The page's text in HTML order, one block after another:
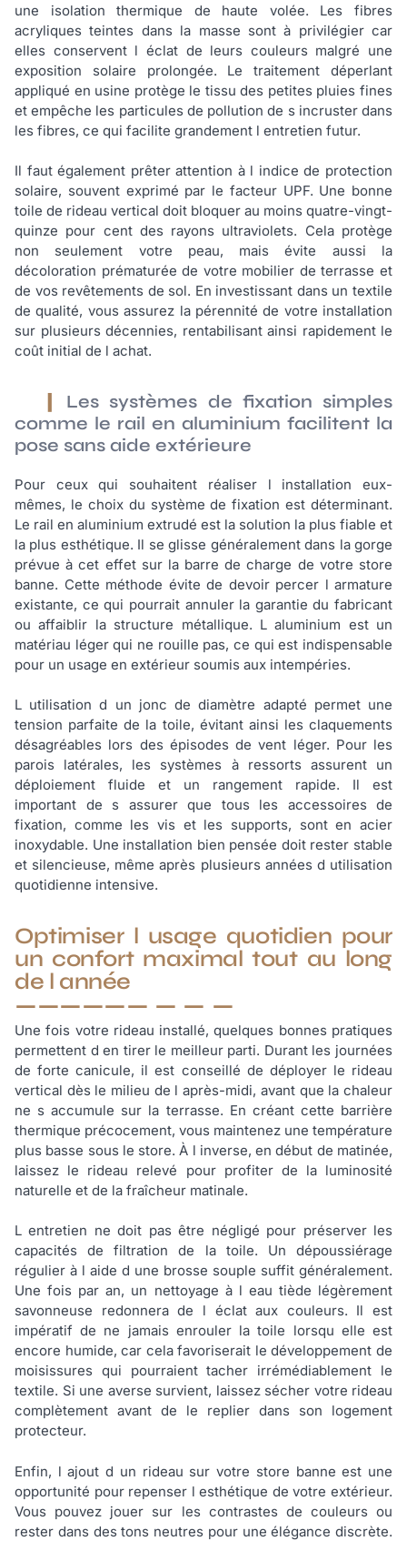
une isolation thermique de haute volée. Les fibres
acryliques teintes dans la masse sont à privilégier car
elles conservent l éclat de leurs couleurs malgré une
exposition solaire prolongée. Le traitement déperlant
appliqué en usine protège le tissu des petites pluies fines
et empêche les particules de pollution de s incruster dans
les fibres, ce qui facilite grandement l entretien futur.
Il faut également prêter attention à l indice de protection
solaire, souvent exprimé par le facteur UPF. Une bonne
toile de rideau vertical doit bloquer au moins quatre-vingt-
quinze pour cent des rayons ultraviolets. Cela protège
non seulement votre peau, mais évite aussi la
décoloration prématurée de votre mobilier de terrasse et
de vos revêtements de sol. En investissant dans un textile
de qualité, vous assurez la pérennité de votre installation
sur plusieurs décennies, rentabilisant ainsi rapidement le
coût initial de l achat.
Les systèmes de fixation simples
comme le rail en aluminium facilitent la
pose sans aide extérieure
Pour ceux qui souhaitent réaliser l installation eux-
mêmes, le choix du système de fixation est déterminant.
Le rail en aluminium extrudé est la solution la plus fiable et
la plus esthétique. Il se glisse généralement dans la gorge
prévue à cet effet sur la barre de charge de votre store
banne. Cette méthode évite de devoir percer l armature
existante, ce qui pourrait annuler la garantie du fabricant
ou affaiblir la structure métallique. L aluminium est un
matériau léger qui ne rouille pas, ce qui est indispensable
pour un usage en extérieur soumis aux intempéries.
L utilisation d un jonc de diamètre adapté permet une
tension parfaite de la toile, évitant ainsi les claquements
désagréables lors des épisodes de vent léger. Pour les
parois latérales, les systèmes à ressorts assurent un
déploiement fluide et un rangement rapide. Il est
important de s assurer que tous les accessoires de
fixation, comme les vis et les supports, sont en acier
inoxydable. Une installation bien pensée doit rester stable
et silencieuse, même après plusieurs années d utilisation
quotidienne intensive.
Optimiser l usage quotidien pour
un confort maximal tout au long
de l année
Une fois votre rideau installé, quelques bonnes pratiques
permettent d en tirer le meilleur parti. Durant les journées
de forte canicule, il est conseillé de déployer le rideau
vertical dès le milieu de l après-midi, avant que la chaleur
ne s accumule sur la terrasse. En créant cette barrière
thermique précocement, vous maintenez une température
plus basse sous le store. À l inverse, en début de matinée,
laissez le rideau relevé pour profiter de la luminosité
naturelle et de la fraîcheur matinale.
L entretien ne doit pas être négligé pour préserver les
capacités de filtration de la toile. Un dépoussiérage
régulier à l aide d une brosse souple suffit généralement.
Une fois par an, un nettoyage à l eau tiède légèrement
savonneuse redonnera de l éclat aux couleurs. Il est
impératif de ne jamais enrouler la toile lorsqu elle est
encore humide, car cela favoriserait le développement de
moisissures qui pourraient tacher irrémédiablement le
textile. Si une averse survient, laissez sécher votre rideau
complètement avant de le replier dans son logement
protecteur.
Enfin, l ajout d un rideau sur votre store banne est une
opportunité pour repenser l esthétique de votre extérieur.
Vous pouvez jouer sur les contrastes de couleurs ou
rester dans des tons neutres pour une élégance discrète.